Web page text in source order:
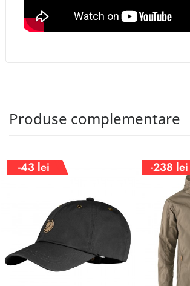
Produse complementare
-43 lei -238 lei